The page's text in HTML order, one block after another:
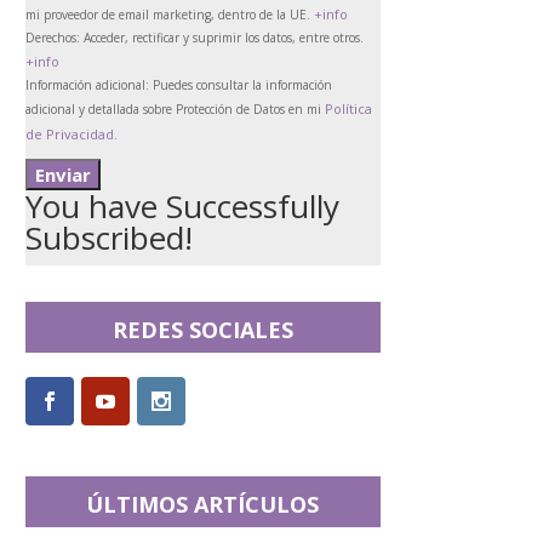
mi proveedor de email marketing, dentro de la UE. +info
Derechos: Acceder, rectificar y suprimir los datos, entre otros.
+info
Información adicional: Puedes consultar la información
adicional y detallada sobre Protección de Datos en mi Política
de Privacidad.
You have Successfully
Subscribed!
REDES SOCIALES
ÚLTIMOS ARTÍCULOS